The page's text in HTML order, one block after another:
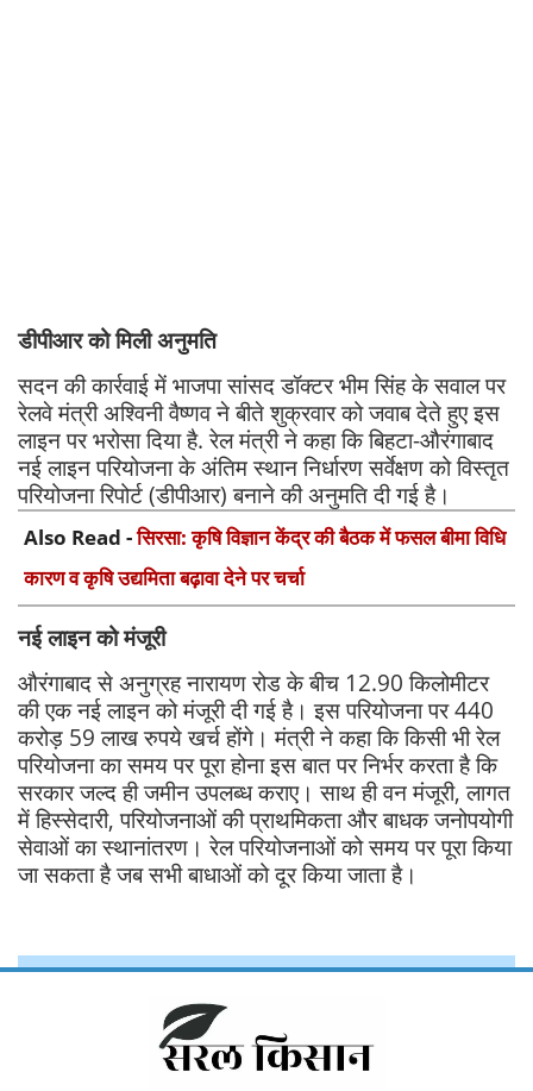
डीपीआर को मिली अनुमति
सदन की कार्रवाई में भाजपा सांसद डॉक्टर भीम सिंह के सवाल पर
रेलवे मंत्री अश्विनी वैष्णव ने बीते शुक्रवार को जवाब देते हुए इस
लाइन पर भरोसा दिया है. रेल मंत्री ने कहा कि बिहटा-औरंगाबाद
नई लाइन परियोजना के अंतिम स्थान निर्धारण सर्वेक्षण को विस्तृत
परियोजना रिपोर्ट (डीपीआर) बनाने की अनुमति दी गई है।
Also Read -सिरसा: कृषि विज्ञान केंद्र की बैठक में फसल बीमा विधि
कारण व कृषि उद्यमिता बढ़ावा देने पर चर्चा
नई लाइन को मंजूरी
औरंगाबाद से अनुग्रह नारायण रोड के बीच 12.90 किलोमीटर
की एक नई लाइन को मंजूरी दी गई है। इस परियोजना पर 440
करोड़ 59 लाख रुपये खर्च होंगे। मंत्री ने कहा कि किसी भी रेल
परियोजना का समय पर पूरा होना इस बात पर निर्भर करता है कि
सरकार जल्द ही जमीन उपलब्ध कराए। साथ ही वन मंजूरी, लागत
में हिस्सेदारी, परियोजनाओं की प्राथमिकता और बाधक जनोपयोगी
सेवाओं का स्थानांतरण। रेल परियोजनाओं को समय पर पूरा किया
जा सकता है जब सभी बाधाओं को दूर किया जाता है।